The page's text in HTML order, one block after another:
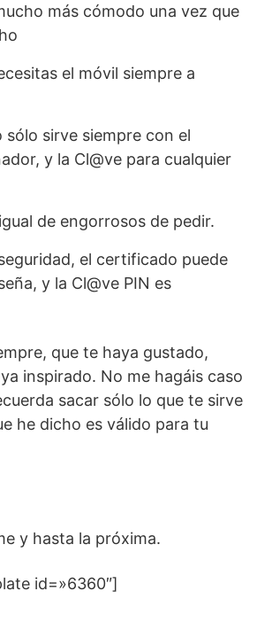
más cómodo una vez que
el móvil siempre a
sirve siempre con el
y la Cl@ve para cualquier
de engorrosos de pedir.
el certificado puede
y la Cl@ve PIN es
que te haya gustado,
inspirado. No me hagáis caso
sacar sólo lo que te sirve
he dicho es válido para tu
y hasta la próxima.
id=»6360″]